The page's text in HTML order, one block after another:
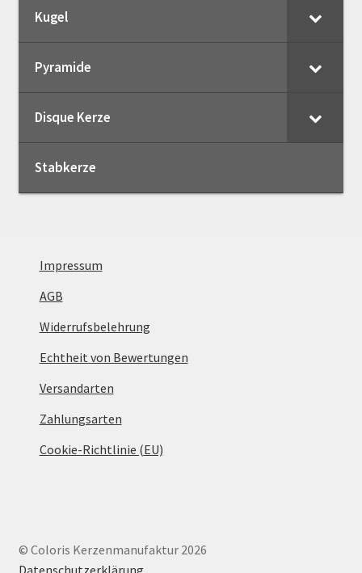
Kugel
Pyramide
Disque Kerze
Stabkerze
Impressum
AGB
Widerrufsbelehrung
Echtheit von Bewertungen
Versandarten
Zahlungsarten
Cookie-Richtlinie (EU)
© Coloris Kerzenmanufaktur 2026
Datenschutzerklärung